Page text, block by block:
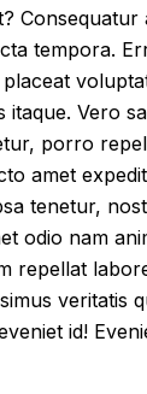
Consequatur
tempora.
itaque. Vero
porro
amet
tenetur,
odio nam
repellat
veritatis
id!